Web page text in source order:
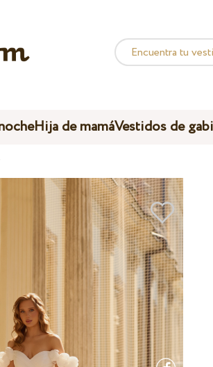
Hija de mamáVestidos de